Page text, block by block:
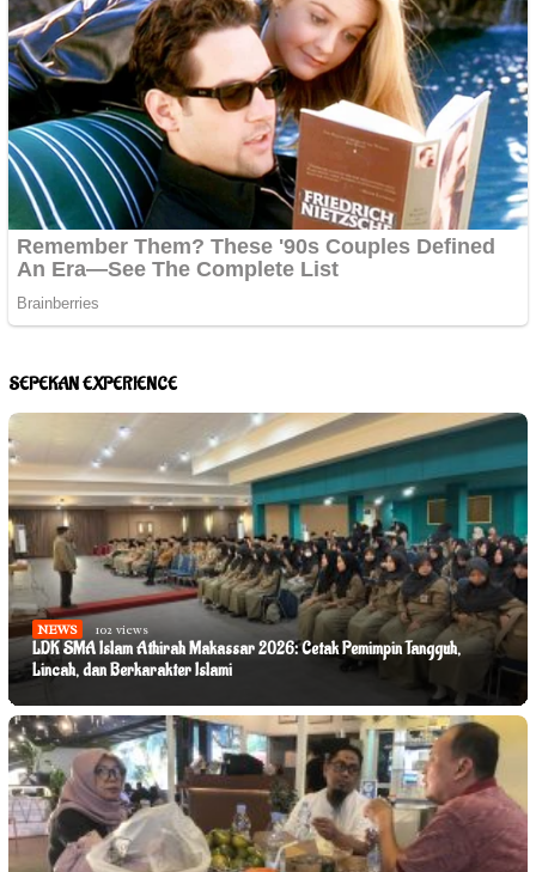
SEPEKAN EXPERIENCE
NEWS 102 views
LDK SMA Islam Athirah Makassar 2026: Cetak Pemimpin Tangguh,
Lincah, dan Berkarakter Islami